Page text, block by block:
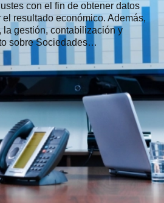
con el fin de obtener datos
resultado económico. Además,
la gestión, contabilización y
sobre Sociedades…